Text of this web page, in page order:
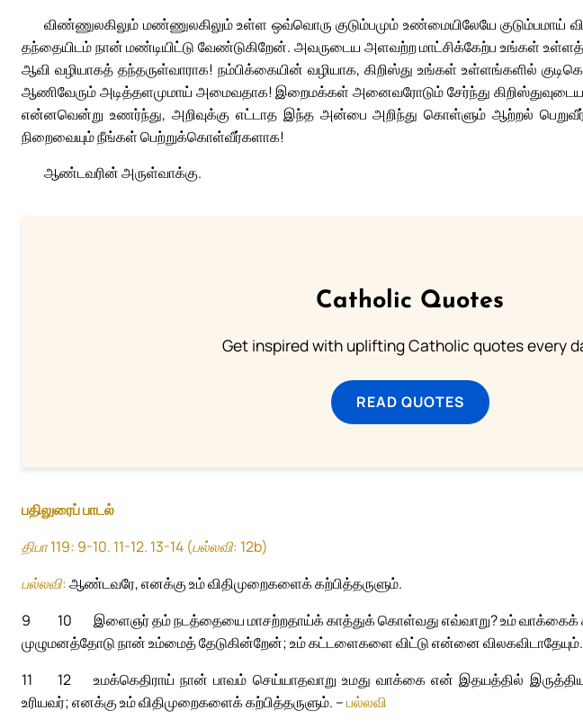
விண்ணுலகிலும் மண்ணுலகிலும் உள்ள ஒவ்வொரு குடும்பமும் உண்மையிலேயே குடும்பமாய்
தந்தையிடம் நான் மண்டியிட்டு வேண்டுகிறேன். அவருடைய அளவற்ற மாட்சிக்கேற்ப உங்கள்
ஆவி வழியாகத் தந்தருள்வாராக! நம்பிக்கையின் வழியாக, கிறிஸ்து உங்கள் உள்ளங்களில்
ஆணிவேரும் அடித்தளமுமாய் அமைவதாக! இறைமக்கள் அனைவரோடும் சேர்ந்து
என்னவென்று உணர்ந்து, அறிவுக்கு எட்டாத இந்த அன்பை அறிந்து கொள்ளும் ஆற்றல்
நிறைவையும் நீங்கள் பெற்றுக்கொள்வீர்களாக!
ஆண்டவரின் அருள்வாக்கு.
Catholic Quotes
Get inspired with uplifting Catholic quotes every
READ QUOTES
பதிலுரைப் பாடல்
திபா 119: 9-10. 11-12. 13-14 (பல்லவி: 12b)
பல்லவி:ஆண்டவரே, எனக்கு உம் விதிமுறைகளைக் கற்பித்தருளும்.
9
இளைஞர் தம் நடத்தையை மாசற்றதாய்க் காத்துக் கொள்வது எவ்வாறு? உம் வாக்கைக்
10
முழுமனத்தோடு நான் உம்மைத் தேடுகின்றேன்; உம் கட்டளைகளை விட்டு என்னை
11
உமக்கெதிராய் நான் பாவம் செய்யாதவாறு உமது வாக்கை என் இதயத்தில்
12
உரியவர்; எனக்கு உம் விதிமுறைகளைக் கற்பித்தருளும். –பல்லவி